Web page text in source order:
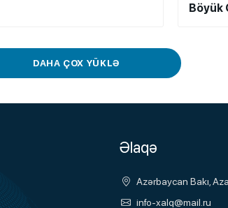
Böyük
DAHA ÇOX YÜKLƏ
Əlaqə
Azərbaycan Bakı,
info-xalq@mail.ru